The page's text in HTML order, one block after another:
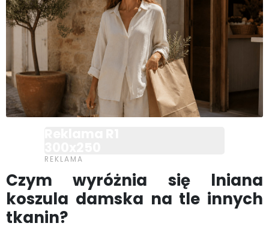
Czym wyróżnia się lniana
koszula damska na tle innych
tkanin?